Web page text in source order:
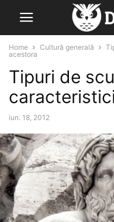
Home Cultură generală
acestora
Tipuri de
iun. 18, 2012